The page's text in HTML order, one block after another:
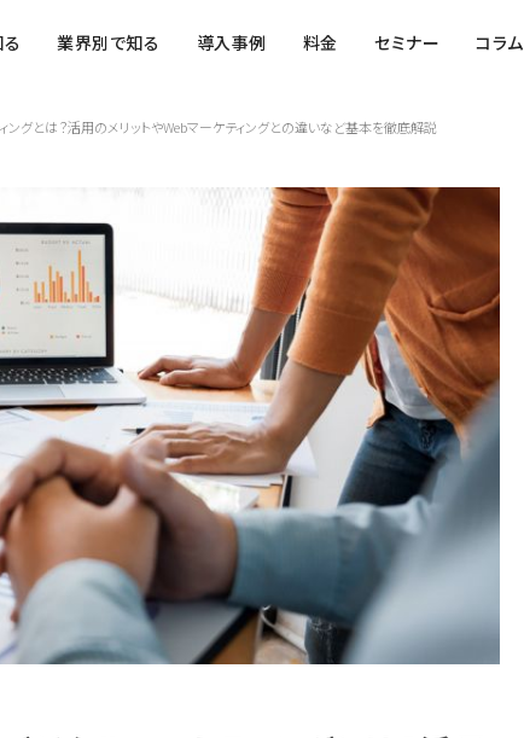
業界別で知る 導入事例 料金 セミナー コラム
ングとは？活用のメリットやWebマーケティングとの違いなど基本を徹底解説